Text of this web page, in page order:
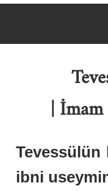
|
Tevessülün
ibni